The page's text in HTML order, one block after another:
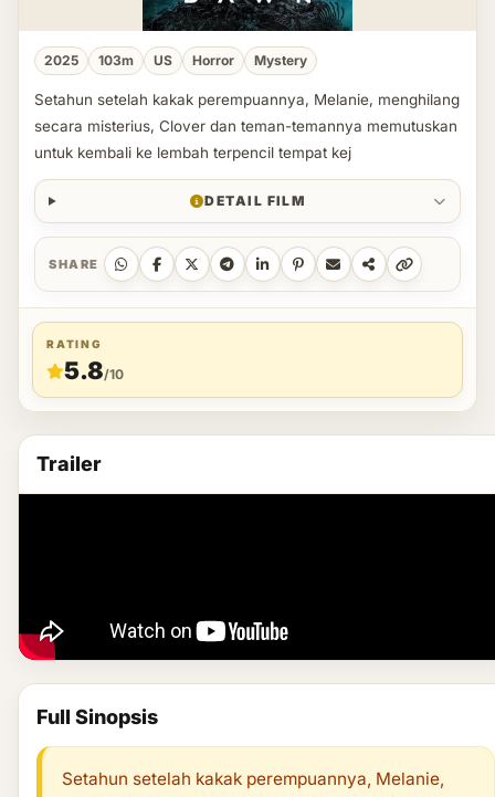
2025 103m US Horror Mystery
Setahun setelah kakak perempuannya, Melanie, menghilang
secara misterius, Clover dan teman-temannya memutuskan
untuk kembali ke lembah terpencil tempat kej
DETAIL FILM
SHARE
RATING
5.8/10
Trailer
Full Sinopsis
Setahun setelah kakak perempuannya, Melanie,